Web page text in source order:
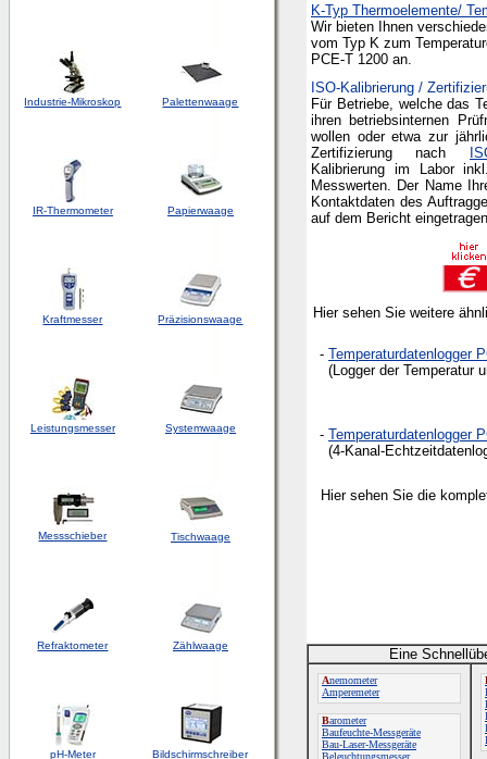
Industrie-Mikroskop Palettenwaage
IR-Thermometer Papierwaage
Kraftmesser Präzisionswaage
Leistungsmesser Systemwaage
Messschieber Tischwaage
Refraktometer Zählwaage
pH-Meter Bildschirmschreiber
K-Typ Thermoelemente/
Wir bieten Ihnen
vom Typ K zum
PCE-T 1200 an.
ISO-Kalibrierung /
Für Betriebe, welche das
ihren betriebsinternen
wollen oder etwa zur
Zertifizierung nach
Kalibrierung im Labor
Messwerten. Der Name
Kontaktdaten des
auf dem Bericht
Hier sehen Sie weitere
- Temperaturdatenlogger
(Logger der Temperatur
- Temperaturdatenlogger
(4-Kanal-
Hier sehen Sie die
Eine
Anemometer
Amperemeter
Barometer
Baufeuchte-Messgeräte
Bau-Laser-Messgeräte
Beleuchtungsmesser